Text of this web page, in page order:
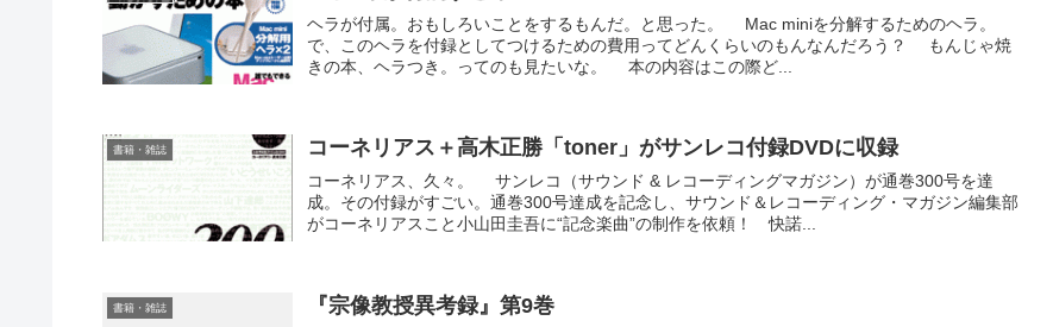
ヘラが付属。おもしろいことをするもんだ。と思った。 Mac miniを分解するためのヘラ。
で、このヘラを付録としてつけるための費用ってどんくらいのもんなんだろう？ もんじゃ焼
きの本、ヘラつき。ってのも見たいな。 本の内容はこの際ど...
書籍・雑誌 コーネリアス＋高木正勝「toner」がサンレコ付録DVDに収録
コーネリアス、久々。 サンレコ（サウンド & レコーディングマガジン）が通巻300号を達
成。その付録がすごい。通巻300号達成を記念し、サウンド＆レコーディング・マガジン編集部
がコーネリアスこと小山田圭吾に“記念楽曲”の制作を依頼！ 快諾...
書籍・雑誌 『宗像教授異考録』第9巻